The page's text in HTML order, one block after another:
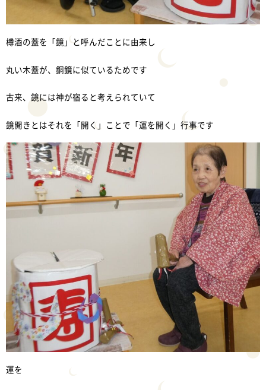
樽酒の蓋を「鏡」と呼んだことに由来し
丸い木蓋が、銅鏡に似ているためです
古来、鏡には神が宿ると考えられていて
鏡開きとはそれを「開く」ことで「運を開く」行事です
運を